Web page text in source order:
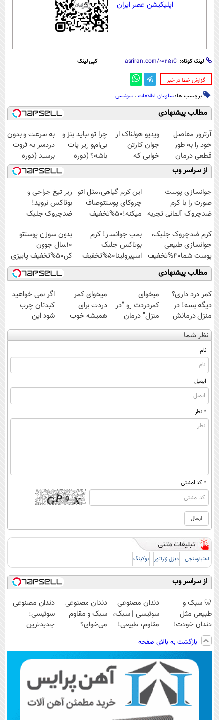
اپلیکیشن عصر ایران
لینک کوتاه: کپی لینک
‌گزارش خطا در خبر
برچسب ها: سازمان اطلاعات ، سوئیس
مطالب پیشنهادی
آرتروز مفاصل
خود را به طور
قطعی درمان
کنید!
◗پرسش‌نامه◖
ویدیو هولناک از
جوان کارتن
خوابی که
میلیاردر شد.
آموزش رایگان
چرا تو نباید بنز و
بی‌ام‌و زیر پات
باشه؟ (دوره
رایگان درآمد
میلیاردی)
به سرعت و بدون
دردسر به ثروت
برسید (دوره
کاملا رایگان
پولسازی)
از سراسر وب
جوانسازی پوست
صورت را با کرم
ضدچروک آلمانی تجربه
این کرم گیاهی،مثل اتو
چروکای پوستتوصاف
میکنه!50%تخفیف
زیر تیغ جراحی و
بوتاکس نروید!
ضدچروک جلبک
کرم ضدچروک جلبک،
جوانسازی طبیعی
پوست شما40%تخفیف
بمب جوانساز! کرم
بوتاکس جلبک
اسپیرولینا50%تخفیف
بدون سوزن پوستتو
10سال جوون
کن50%تخفیف پاییزی
مطالب پیشنهادی
کمر درد داری؟
دیگه بسه! در
منزل درمانش
کن
(◀پرسش‌نامه)
میخوای
کمردردت رو "در
منزل" درمان
کنی؟ (◂فیلم +
◂پرسش‌نامه)
میخوای کمر
دردت برای
همیشه خوب
شه؟ ◀
پرسش‌نامه رو پر
اگر نمی خواهید
کبدتان چرب
شود این
نوشیدنی خوش
طعم را بنوشید
نظر شما
نام
ایمیل
* نظر
* کد امنیتی
اعتبارسنجی دیزل ژنراتور بوکینگ
از سراسر وب
🦷 سبک و
طبیعی مثل
دندان خودت!
نصب آسان و
پرداخت اقساطی
💳 📍 تهران
دندان مصنوعی
سوئیسی | سبک،
مقاوم، طبیعی!
رایگان+پرداخت
اقساطی😍
دندان مصنوعی
سبک و مقاوم
می‌خوای؟
📍تهران
دندان مصنوعی
سوئیسی:
جدیدترین
پرداخت قسطی
بازگشت به بالای صفحه